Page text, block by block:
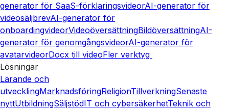
generator för SaaS-förklaringsvideorAI-generator för
videosäljbrevAI-generator för
onboardingvideorVideoöversättningBildöversättningAI-
generator för genomgångsvideorAI-generator för
avatarvideorDocx till videoFler verktyg
Lösningar
Lärande och
utvecklingMarknadsföringReligionTillverkningSenaste
nyttUtbildningSäljstödIT och cybersäkerhetTeknik och